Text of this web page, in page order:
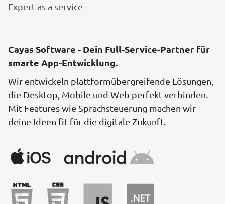
Expert as a service
Cayas Software - Dein Full-Service-Partner für
smarte App-Entwicklung.
Wir entwickeln plattformübergreifende Lösungen,
die Desktop, Mobile und Web perfekt verbinden.
Mit Features wie Sprachsteuerung machen wir
deine Ideen fit für die digitale Zukunft.